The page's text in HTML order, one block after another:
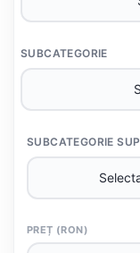
SUBCATEGORIE
SUBCATEGORIE
PREȚ (RON)